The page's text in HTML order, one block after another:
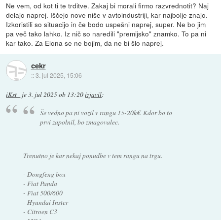
Ne vem, od kot ti te trditve. Zakaj bi morali firmo razvrednotit? Naj
delajo naprej. Iščejo nove niše v avtoindustriji, kar najbolje znajo.
Izkoristili so situacijo in če bodo uspešni naprej, super. Ne bo jim
pa več tako lahko. Iz nič so naredili "premijsko" znamko. To pa ni
kar tako. Za Elona se ne bojim, da ne bi šlo naprej.
cekr
::3. jul 2025, 15:06
iKst_ je3. jul 2025 ob 13:20izjavil:
Še vedno pa ni vozil v rangu 15-20k€. Kdor bo to
prvi zapolnil, bo zmagovalec.
Trenutno je kar nekaj ponudbe v tem rangu na trgu.
- Dongfeng box
- Fiat Panda
- Fiat 500/600
- Hyundai Inster
- Citroen C3